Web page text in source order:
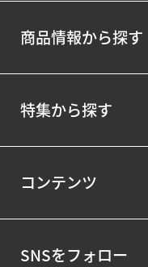
商品情報から探す
特集から探す
コンテンツ
SNSをフォロー